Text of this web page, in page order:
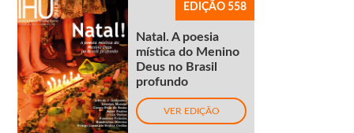
EDIÇÃO 558
Natal. A poesia
mística do Menino
Deus no Brasil
profundo
VER EDIÇÃO